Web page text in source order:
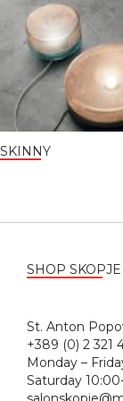
SKINNY
SHOP SKOPJE
St.
+389 (0) 2 321
Monday –
Saturday